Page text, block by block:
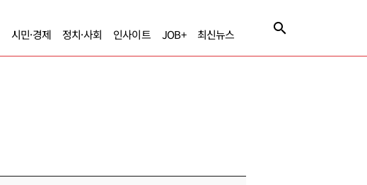
시민·경제 정치·사회 인사이트 JOB+ 최신뉴스